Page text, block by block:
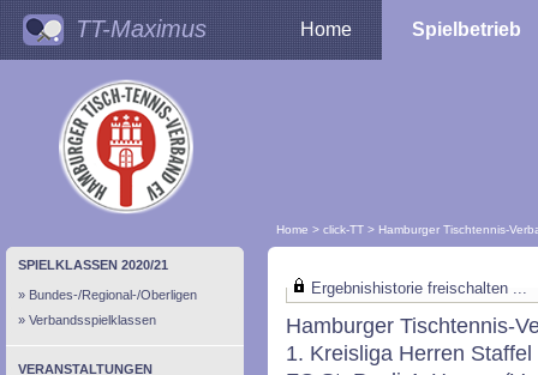
TT-Maximus Home Spielbetrieb
Home > click-TT > Hamburger Tischtennis-
SPIELKLASSEN 2020/21
Bundes-/Regional-/Oberligen
Verbandsspielklassen
VERANSTALTUNGEN
Ergebnishistorie freischalten ...
Hamburger Tischtennis-
1. Kreisliga Herren Staffel